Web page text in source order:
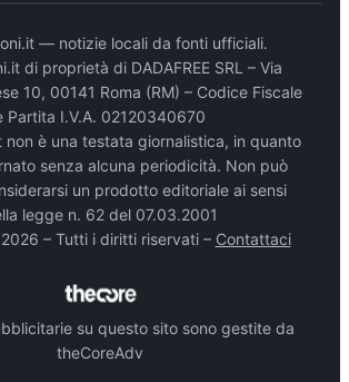
— notizie locali da fonti ufficiali.
di proprietà di DADAFREE SRL – Via
10, 00141 Roma (RM) – Codice Fiscale
Partita I.V.A. 02120340670
non è una testata giornalistica, in quanto
senza alcuna periodicità. Non può
un prodotto editoriale ai sensi
legge n. 62 del 07.03.2001
– Tutti i diritti riservati – Contattaci
su questo sito sono gestite da
theCoreAdv